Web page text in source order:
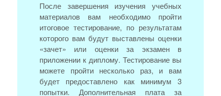
После завершения изучения учебных
материалов вам необходимо пройти
итоговое тестирование, по результатам
которого вам будут выставлены оценки
«зачет» или оценки за экзамен в
приложении к диплому. Тестирование вы
можете пройти несколько раз, и вам
будет предоставлено как минимум 3
попытки. Дополнительная плата за